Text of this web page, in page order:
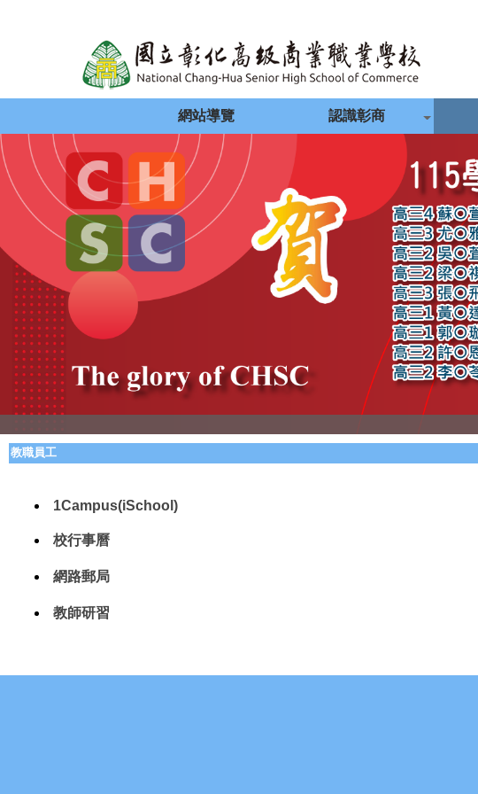
網站導覽 認識彰商
教職員工
1Campus(iSchool)
校行事曆
網路郵局
教師研習